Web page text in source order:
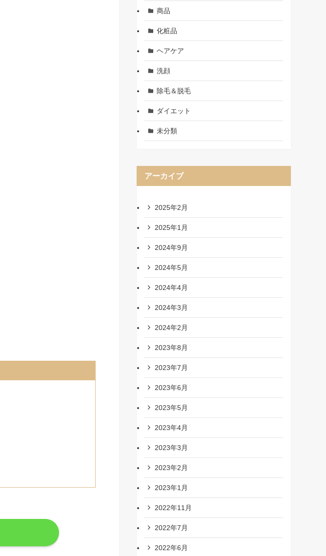
商品
化粧品
ヘアケア
洗顔
除毛＆脱毛
ダイエット
未分類
アーカイブ
2025年2月
2025年1月
2024年9月
2024年5月
2024年4月
2024年3月
2024年2月
2023年8月
2023年7月
2023年6月
2023年5月
2023年4月
2023年3月
2023年2月
2023年1月
2022年11月
2022年7月
2022年6月